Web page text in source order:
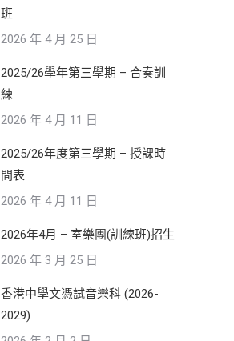
班
2026 年 4 月 25 日
2025/26學年第三學期 – 合奏訓
練
2026 年 4 月 11 日
2025/26年度第三學期 – 授課時
間表
2026 年 4 月 11 日
2026年4月 – 室樂團(訓練班)招生
2026 年 3 月 25 日
香港中學文憑試音樂科 (2026-
2029)